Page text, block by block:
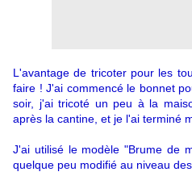
L'avantage de tricoter pour les
faire ! J'ai commencé le bonnet
soir, j'ai tricoté un peu à la
après la cantine, et je l'ai terminé
J'ai utilisé le modèle "Brume de
quelque peu modifié au niveau